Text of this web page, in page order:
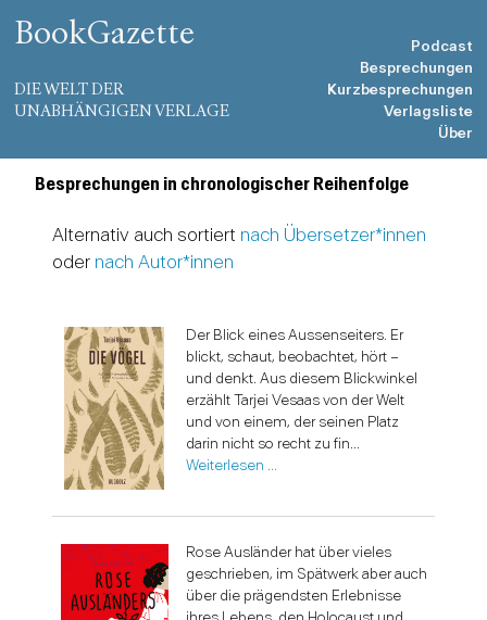
Podcast
Besprechungen
Verlagsliste
Kurzbesprechungen
Über
BookGazette
DIE WELT DER
UNABHÄNGIGEN VERLAGE
Besprechungen in chronologischer Reihenfolge
Alternativ auch sortiert nach Übersetzer*innen
oder nach Autor*innen
Der Blick eines Aussenseiters. Er
blickt, schaut, beobachtet, hört –
und denkt. Aus diesem Blickwinkel
erzählt Tarjei Vesaas von der Welt
und von einem, der seinen Platz
darin nicht so recht zu fin...
Weiterlesen …
Rose Ausländer hat über vieles
geschrieben, im Spätwerk aber auch
über die prägendsten Erlebnisse